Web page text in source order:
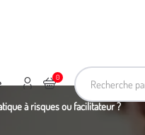
Recherche
0
Ajouter au panier
Mon compte
à risques ou facilitateur ?